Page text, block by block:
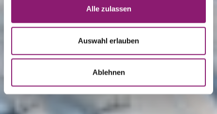
Alle zulassen
Auswahl erlauben
Ablehnen